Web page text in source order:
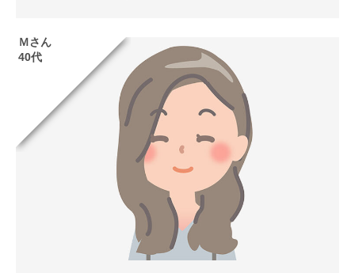
Ｍさん
40代